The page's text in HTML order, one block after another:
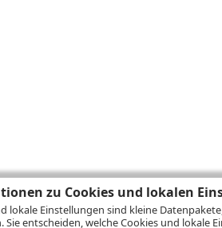
zu Cookies und lokalen
lokale Einstellungen sind kleine
Sie entscheiden, welche Cookies und lokale